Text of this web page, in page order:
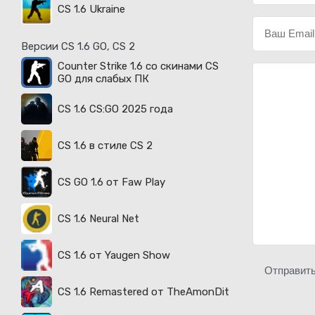
CS 1.6 Ukraine
Версии CS 1.6 GO, CS 2
Counter Strike 1.6 со скинами CS
GO для слабых ПК
CS 1.6 CS:GO 2025 года
CS 1.6 в стиле CS 2
CS GO 1.6 от Faw Play
CS 1.6 Neural Net
CS 1.6 от Yaugen Show
CS 1.6 Remastered от TheAmonDit